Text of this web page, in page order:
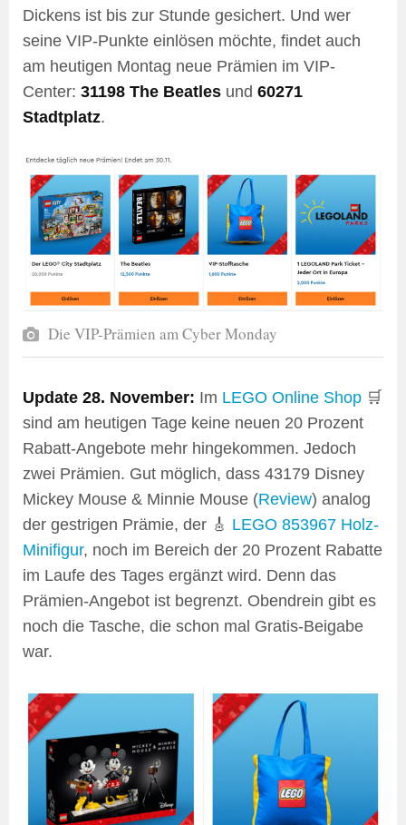
Dickens ist bis zur Stunde gesichert. Und wer
seine VIP-Punkte einlösen möchte, findet auch
am heutigen Montag neue Prämien im VIP-
Center: 31198 The Beatles und 60271
Stadtplatz.
Die VIP-Prämien am Cyber Monday
Update 28. November: Im LEGO Online Shop 🛒
sind am heutigen Tage keine neuen 20 Prozent
Rabatt-Angebote mehr hingekommen. Jedoch
zwei Prämien. Gut möglich, dass 43179 Disney
Mickey Mouse & Minnie Mouse (Review) analog
der gestrigen Prämie, der 🎸 LEGO 853967 Holz-
Minifigur, noch im Bereich der 20 Prozent Rabatte
im Laufe des Tages ergänzt wird. Denn das
Prämien-Angebot ist begrenzt. Obendrein gibt es
noch die Tasche, die schon mal Gratis-Beigabe
war.